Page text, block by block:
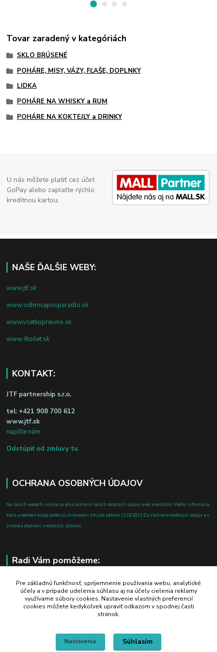
Tovar zaradený v kategóriách
SKLO BRÚSENÉ
POHÁRE, MISY, VÁZY, FĽAŠE, DOPLNKY
LIDKA
POHÁRE NA WHISKY a RUM
POHÁRE NA KOKTEJLY a DRINKY
U nás môžete platiť cez účet
GoPay alebo zaplaťte rýchlo
kreditnou kartou.
NAŠE ĎALŠIE WEBY:
www.jtf.sk
www.odhrncaposparadlo.sk
www.vsetkoprevino.sk
www.4toilet.sk
KONTAKT:
JTF partnership s.r.o.
tel: +421 908 700 612
www.jtf.sk
napíšte nám
Odstúpiť od zmluvy tu
OCHRANA OSOBNÝCH ÚDAJOV
Na našich weboch ručíme za plnú ochranu Vašich osobných údajov pred zneužitím. Všetky informácie,
ktoré uvediete o svojej osobe, sú chránené v zmysle zákona č.122/2013 Z.z. o ochrane osobných údajov a o
zmene a doplnení niektorých zákonov.
Radi Vám pomôžeme:
+421 908 700 612
po-pia: 8.00 - 16.00
business@jtf.sk
Pre základnú funkčnosť, spríjemnenie používania webu, analytické
účely a v prípade udelenia súhlasu aj na účely cielenia reklamy
využívame súbory cookies. Nastavenie vlastných preferencií
cookies môžete kedykoľvek upraviť odkazom v spodnej časti
stránok.
Nastavenia Súhlasím